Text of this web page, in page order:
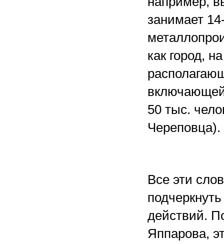
занимает
как город,
включающей
50 тыс.
Череповца).
Все эти
действий.
Яппарова,